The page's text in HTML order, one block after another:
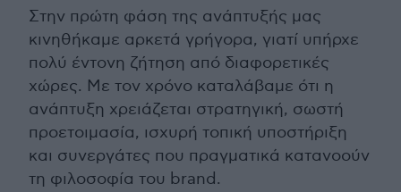
Στην πρώτη φάση της ανάπτυξής μας
κινηθήκαμε αρκετά γρήγορα, γιατί υπήρχε
πολύ έντονη ζήτηση από διαφορετικές
χώρες. Με τον χρόνο καταλάβαμε ότι η
ανάπτυξη χρειάζεται στρατηγική, σωστή
προετοιμασία, ισχυρή τοπική υποστήριξη
και συνεργάτες που πραγματικά κατανοούν
τη φιλοσοφία του brand.